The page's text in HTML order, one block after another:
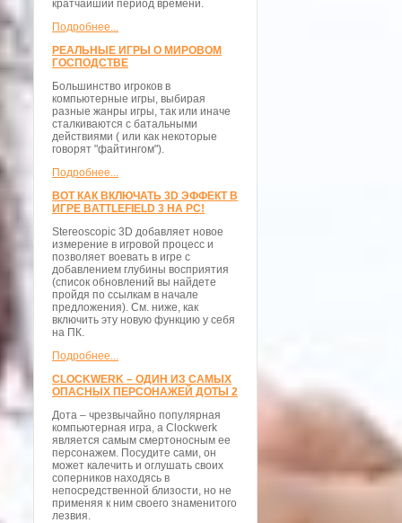
кратчайший период времени.
Подробнее...
РЕАЛЬНЫЕ ИГРЫ О МИРОВОМ
ГОСПОДСТВЕ
Большинство игроков в
компьютерные игры, выбирая
разные жанры игры, так или иначе
сталкиваются с батальными
действиями ( или как некоторые
говорят "файтингом").
Подробнее...
ВОТ КАК ВКЛЮЧАТЬ 3D ЭФФЕКТ В
ИГРЕ BATTLEFIELD 3 НА PC!
Stereoscopic 3D добавляет новое
измерение в игровой процесс и
позволяет воевать в игре с
добавлением глубины восприятия
(список обновлений вы найдете
пройдя по ссылкам в начале
предложения). См. ниже, как
включить эту новую функцию у себя
на ПК.
Подробнее...
CLOCKWERK – ОДИН ИЗ САМЫХ
ОПАСНЫХ ПЕРСОНАЖЕЙ ДОТЫ 2
Дота – чрезвычайно популярная
компьютерная игра, а Clockwerk
является самым смертоносным ее
персонажем. Посудите сами, он
может калечить и оглушать своих
соперников находясь в
непосредственной близости, но не
применяя к ним своего знаменитого
лезвия.